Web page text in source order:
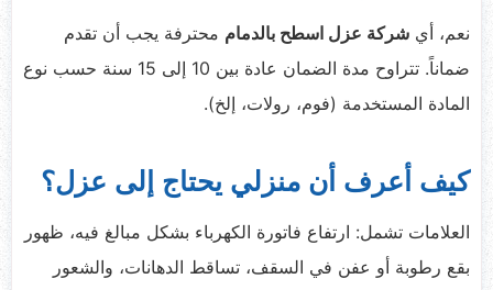
نعم، أي شركة عزل اسطح بالدمام محترفة يجب أن تقدم
ضماناً. تتراوح مدة الضمان عادة بين 10 إلى 15 سنة حسب نوع
المادة المستخدمة (فوم، رولات، إلخ).
كيف أعرف أن منزلي يحتاج إلى عزل؟
العلامات تشمل: ارتفاع فاتورة الكهرباء بشكل مبالغ فيه، ظهور
بقع رطوبة أو عفن في السقف، تساقط الدهانات، والشعور